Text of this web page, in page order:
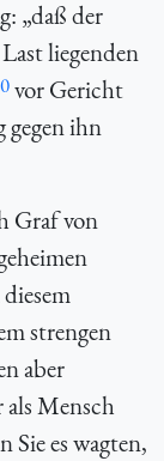
„daß der
liegenden
vor Gericht
gegen ihn
Graf von
strengen
aber
als Mensch
Sie es wagten,